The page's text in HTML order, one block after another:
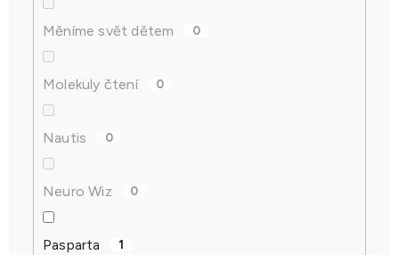
Měníme svět dětem 0
Molekuly čtení 0
Nautis 0
Neuro Wiz 0
Pasparta 1